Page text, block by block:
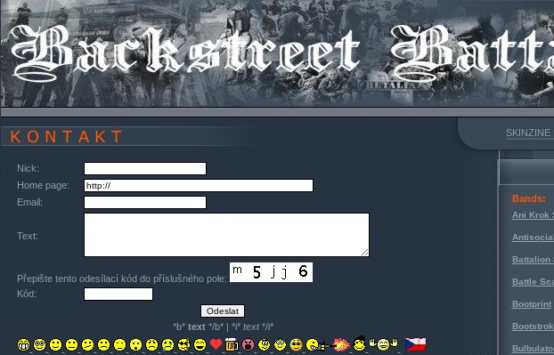
SKINZINE
Nick:
Home page:
Email:
Text:
Přepište tento odesílací kód do příslušného pole:
Kód:
*b* text*/b* | *i* text*/i*
Bands:
Ani Krok
Battalion
Battle
Bootprint